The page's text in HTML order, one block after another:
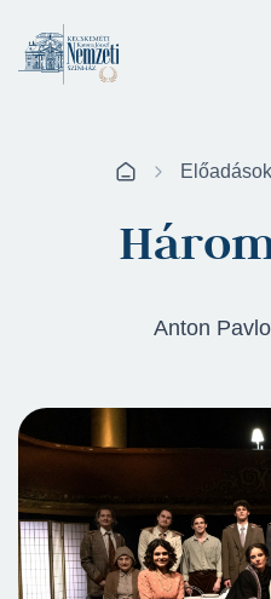
Előadások
Anton